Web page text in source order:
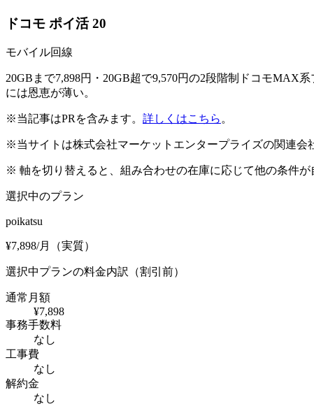
ドコモ ポイ活 20
モバイル回線
20GBまで7,898円・20GB超で9,570円の2段階制ドコモMAX
には恩恵が薄い。
※当記事はPRを含みます。 詳しくはこちら。
※当サイトは株式会社マーケットエンタープライズの関連会
※ 軸を切り替えると、組み合わせの在庫に応じて他の条件
選択中のプラン
poikatsu
¥7,898/月（実質）
選択中プランの料金内訳（割引前）
通常月額
¥7,898
事務手数料
なし
工事費
なし
解約金
なし